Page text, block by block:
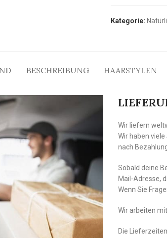
Kategorie:
BESCHREIBUNG HAARSTYLEN
Wir liefern
Wir haben
nach
Sobald deine
Mail-Adresse,
Wenn Sie
Wir arbeiten
Die